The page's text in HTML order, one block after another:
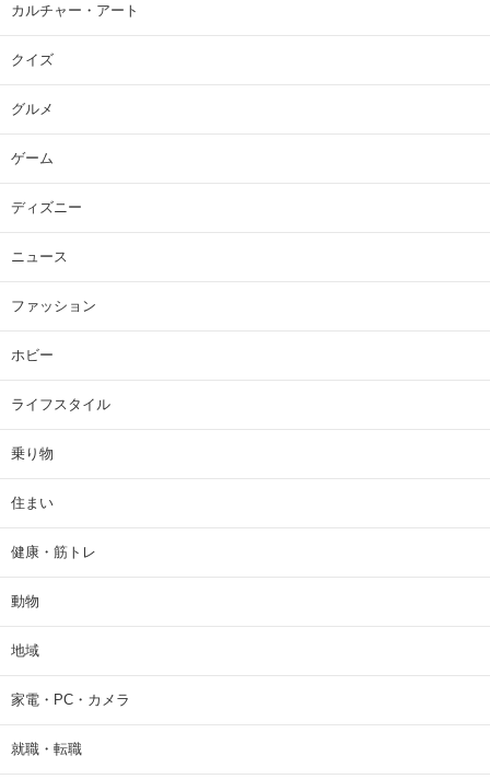
カルチャー・アート
クイズ
グルメ
ゲーム
ディズニー
ニュース
ファッション
ホビー
ライフスタイル
乗り物
住まい
健康・筋トレ
動物
地域
家電・PC・カメラ
就職・転職